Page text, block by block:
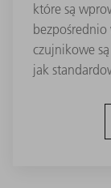
które są
czujnikowe
jak